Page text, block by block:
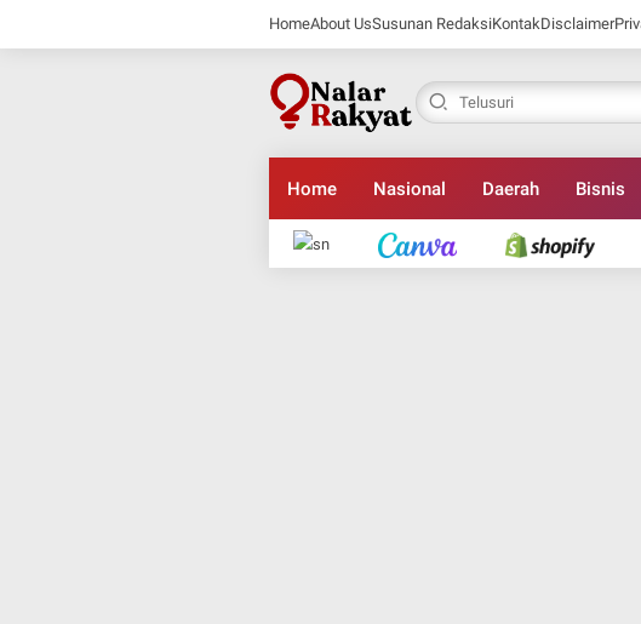
HomeAbout UsSusunan RedaksiKontakDisclaimer
Home Nasional Daerah Bisnis